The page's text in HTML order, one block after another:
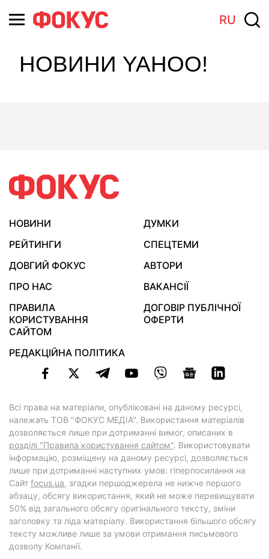
RU
НОВИНИ YAHOO!
НОВИНИ
ДУМКИ
РЕЙТИНГИ
СПЕЦТЕМИ
ДОВГИЙ ФОКУС
АВТОРИ
ПРО НАС
ВАКАНСІЇ
ПРАВИЛА
КОРИСТУВАННЯ
САЙТОМ
ДОГОВІР ПУБЛІЧНОЇ
ОФЕРТИ
РЕДАКЦІЙНА ПОЛІТИКА
Всі права на матеріали, опубліковані на даному ресурсі,
належать ТОВ "ФОКУС МЕДІА". Використання матеріалів
дозволяється лише при дотриманні вимог, описаних в
розділі "Правила користування сайтом". Використовувати
інформацію, розміщену на даному ресурсі, дозволяється
лише при дотриманні наступних умов: гіперпосилання на
Cайт focus.ua, згадки першоджерела не нижче першого
абзацу, обсягу використання, який не може перевищувати
50% від загального обсягу оригінального тексту, зміни
заголовку та ліда матеріалу. Використання більшого обсягу
тексту можливе лише за умови отримання письмового
дозволу Компанії.